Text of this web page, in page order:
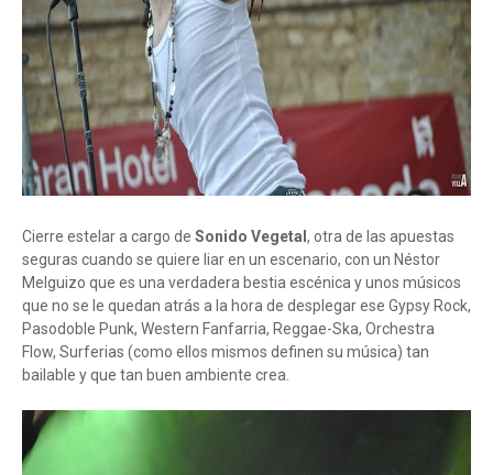
Cierre estelar a cargo de Sonido Vegetal , otra de las apuestas
seguras cuando se quiere liar en un escenario, con un Néstor
Melguizo que es una verdadera bestia escénica y unos músicos
que no se le quedan atrás a la hora de desplegar ese Gypsy Rock,
Pasodoble Punk, Western Fanfarria, Reggae-Ska, Orchestra
Flow, Surferias (como ellos mismos definen su música) tan
bailable y que tan buen ambiente crea.